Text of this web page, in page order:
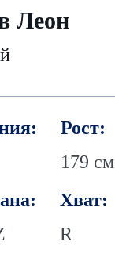
Леон
Рост:
179 см
Хват:
R